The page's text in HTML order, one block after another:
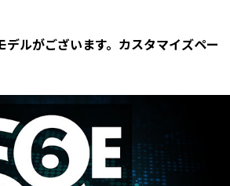
ルがございます。カスタマイズペー